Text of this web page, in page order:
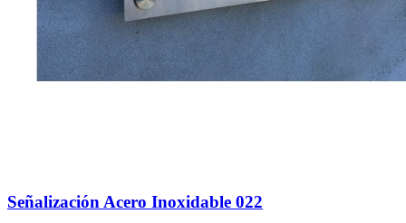
Señalización Acero Inoxidable 022